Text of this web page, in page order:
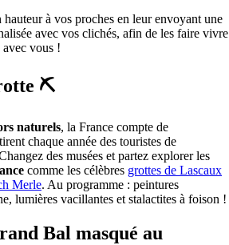
hauteur à vos proches en leur envoyant une
avec vos clichés, afin de les faire vivre
avec vous !
⛏
naturels, la France compte de
chaque année des touristes de
des musées et partez explorer les
comme les célèbres grottes de Lascaux
Merle. Au programme : peintures
lumières vacillantes et stalactites à foison !
Bal masqué au